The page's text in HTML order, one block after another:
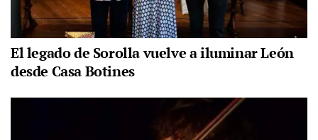
El legado de Sorolla vuelve a iluminar León
desde Casa Botines